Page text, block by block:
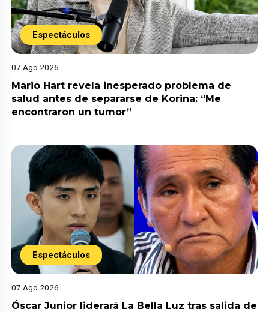
Espectáculos
07 Ago 2026
Mario Hart revela inesperado problema de
salud antes de separarse de Korina: “Me
encontraron un tumor”
Espectáculos
07 Ago 2026
Óscar Junior liderará La Bella Luz tras salida de